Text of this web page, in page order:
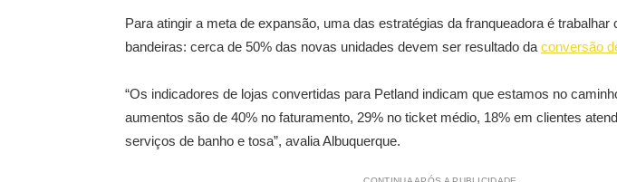
Para atingir a meta de expansão, uma das estratégias da franqueadora é
bandeiras: cerca de 50% das novas unidades devem ser resultado da conversão
“Os indicadores de lojas convertidas para Petland indicam que estamos no
aumentos são de 40% no faturamento, 29% no ticket médio, 18% em clientes
serviços de banho e tosa”, avalia Albuquerque.